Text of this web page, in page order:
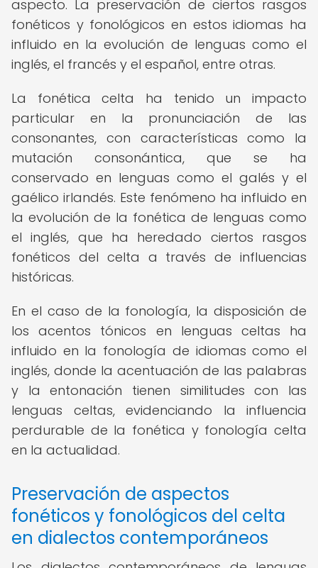
aspecto. La preservación de ciertos rasgos
fonéticos y fonológicos en estos idiomas ha
influido en la evolución de lenguas como el
inglés, el francés y el español, entre otras.
La fonética celta ha tenido un impacto
particular en la pronunciación de las
consonantes, con características como la
mutación consonántica, que se ha
conservado en lenguas como el galés y el
gaélico irlandés. Este fenómeno ha influido en
la evolución de la fonética de lenguas como
el inglés, que ha heredado ciertos rasgos
fonéticos del celta a través de influencias
históricas.
En el caso de la fonología, la disposición de
los acentos tónicos en lenguas celtas ha
influido en la fonología de idiomas como el
inglés, donde la acentuación de las palabras
y la entonación tienen similitudes con las
lenguas celtas, evidenciando la influencia
perdurable de la fonética y fonología celta
en la actualidad.
Preservación de aspectos
fonéticos y fonológicos del celta
en dialectos contemporáneos